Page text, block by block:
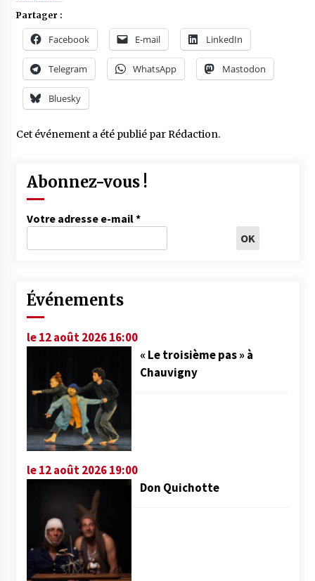
Partager :
Facebook E-mail LinkedIn
Telegram WhatsApp Mastodon
Bluesky
Cet événement a été publié par Rédaction.
Abonnez-vous !
Votre adresse e-mail*
Événements
le 12 août 2026 16:00
« Le troisième pas » à
Chauvigny
le 12 août 2026 19:00
Don Quichotte